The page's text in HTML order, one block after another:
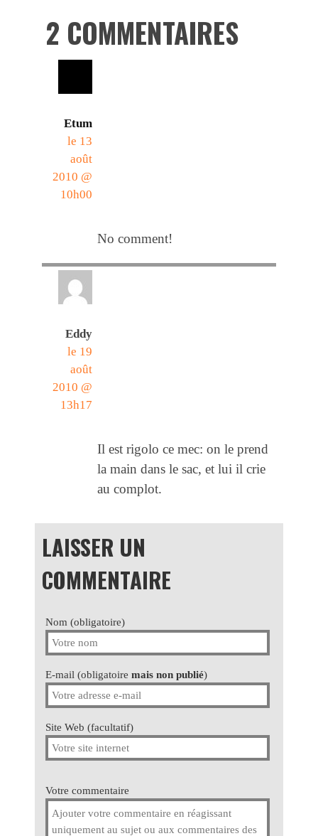
2 COMMENTAIRES
Etum
le 13
août
2010 @
10h00
No comment!
Eddy
le 19
août
2010 @
13h17
Il est rigolo ce mec: on le prend
la main dans le sac, et lui il crie
au complot.
LAISSER UN
COMMENTAIRE
Nom (obligatoire)
E-mail (obligatoire mais non publié)
Site Web (facultatif)
Votre commentaire